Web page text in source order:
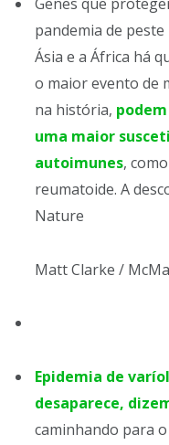
pandemia de
Ásia e a África há
o maior evento de
na história,
uma maior
autoimunes,
reumatoide. A
Nature
Matt Clarke /
Epidemia de
desaparece,
caminhando para